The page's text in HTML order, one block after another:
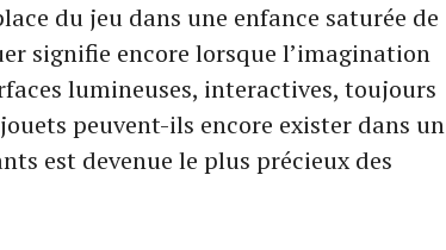
du jeu dans une enfance saturée de
signifie encore lorsque l’imagination
lumineuses, interactives, toujours
peuvent-ils encore exister dans un
est devenue le plus précieux des